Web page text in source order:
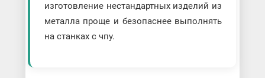
изготовление нестандартных изделий из
металла проще и безопаснее выполнять
на станках с чпу.